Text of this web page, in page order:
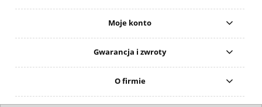
Moje konto
Gwarancja i zwroty
O firmie